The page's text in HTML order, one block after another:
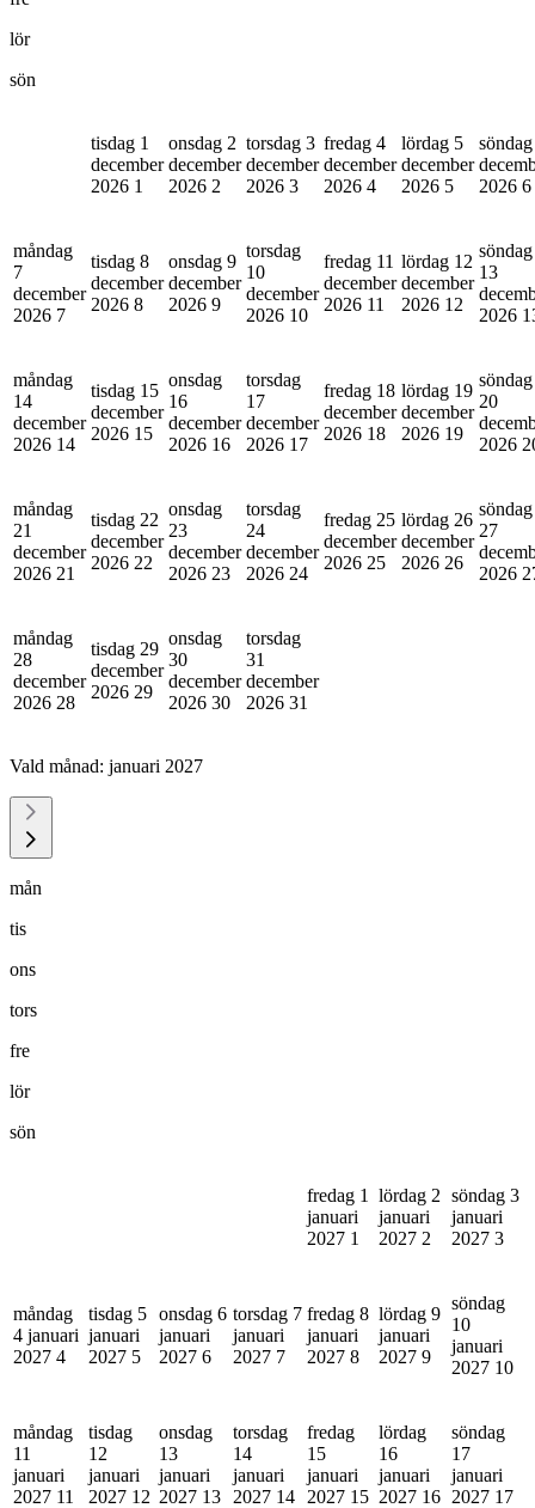
lör
sön
tisdag 1
december
2026 1
onsdag 2
december
2026 2
torsdag 3
december
2026 3
fredag 4
december
2026 4
lördag 5
december
2026 5
2026 6
måndag
7
december
2026 7
tisdag 8
december
2026 8
onsdag 9
december
2026 9
torsdag
10
december
2026 10
fredag 11
december
2026 11
lördag 12
december
2026 12
söndag
13
2026
måndag
14
december
2026 14
tisdag 15
december
2026 15
onsdag
16
december
2026 16
torsdag
17
december
2026 17
fredag 18
december
2026 18
lördag 19
december
2026 19
söndag
20
2026
måndag
21
december
2026 21
tisdag 22
december
2026 22
onsdag
23
december
2026 23
torsdag
24
december
2026 24
fredag 25
december
2026 25
lördag 26
december
2026 26
söndag
27
2026
måndag
28
december
2026 28
tisdag 29
december
2026 29
onsdag
30
december
2026 30
torsdag
31
december
2026 31
Vald månad: januari 2027
mån
tis
ons
tors
fre
lör
sön
fredag 1
januari
2027 1
lördag 2
januari
2027 2
söndag 3
januari
2027 3
måndag
4 januari
2027 4
tisdag 5
januari
2027 5
onsdag 6
januari
2027 6
torsdag 7
januari
2027 7
fredag 8
januari
2027 8
lördag 9
januari
2027 9
söndag
10
januari
2027 10
måndag
11
januari
2027 11
tisdag
12
januari
2027 12
onsdag
13
januari
2027 13
torsdag
14
januari
2027 14
fredag
15
januari
2027 15
lördag
16
januari
2027 16
söndag
17
januari
2027 17